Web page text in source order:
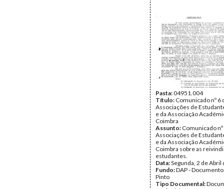
Pasta:04951.004
Título: Comunicado nº 6
Associações de
e da Associação
Coimbra
Assunto: Comunicado nº
Associações de
e da Associação
Coimbra sobre as
estudantes.
Data:Segunda, 2 de Abril
Fundo:DAP -
Pinto
Tipo Documental: